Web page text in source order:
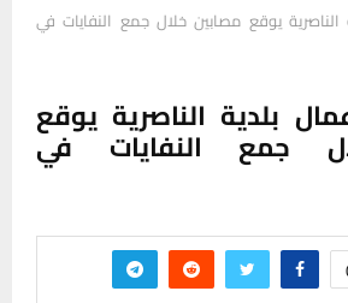
يوقع مصابين خلال جمع النفايات في
بلدية الناصرية يوقع
جمع النفايات في